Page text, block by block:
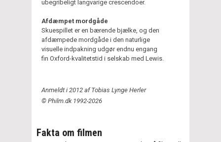
ubegribeligt langvarige crescendoer.
Afdæmpet mordgåde
Skuespillet er en bærende bjælke, og den
afdæmpede mordgåde i den naturlige
visuelle indpakning udgør endnu engang
fin Oxford-kvalitetstid i selskab med Lewis.
Anmeldt i 2012 af Tobias Lynge Herler
© Philm.dk 1992-2026
Fakta om filmen